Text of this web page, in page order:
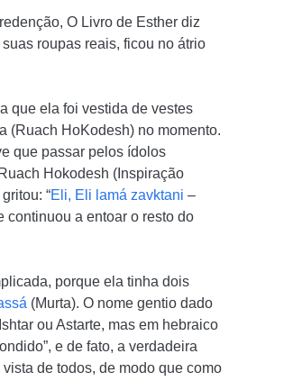
O Livro de Esther diz
roupas reais, ficou no átrio
que ela foi vestida de vestes
(Ruach HoKodesh) no momento.
que passar pelos ídolos
Hokodesh (Inspiração
“Eli, Eli lamá zavktani –
continuou a entoar o resto do
porque ela tinha dois
(Murta). O nome gentio dado
ou Astarte, mas em hebraico
e de fato, a verdadeira
de todos, de modo que como